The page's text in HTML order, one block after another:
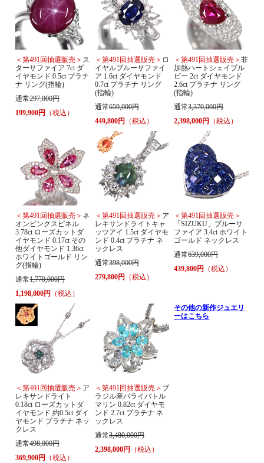
＜第491回抽選販売＞ ス
ターサファイア 7ct ダ
イヤモンド 0.5ct プラチ
ナ リング(指輪)
通常297,000円
199,900円 （税込）
＜第491回抽選販売＞ ロ
イヤルブルーサファイ
ア 1.6ct ダイヤモンド
0.7ct プラチナ リング
(指輪)
通常659,000円
449,800円 （税込）
＜第491回抽選販売＞非
加熱ハートシェイプル
ビー 2ct ダイヤモンド
2.6ct プラチナ リング
(指輪)
通常3,370,000円
2,398,000円 （税込）
＜第491回抽選販売＞ ネ
オンピンクスピネル
3.78ct ローズカットダ
イヤモンド 0.17ct その
他ダイヤモンド 1.36ct
ホワイトゴールド リン
グ(指輪)
通常1,770,000円
1,198,000円
（税込）
＜第491回抽選販売＞ ア
レキサンドライトキャ
ッツアイ 1.5ct ダイヤモ
ンド 0.4ct プラチナ ネ
ックレス
通常398,000円
279,800円
（税込）
＜第491回抽選販売＞
「SIZUKU」ブルーサ
ファイア 3.4ct ホワイト
ゴールド ネックレス
通常639,000円
439,800円
（税込）
＜第491回抽選販売＞ ア
レキサンドライト
0.18ct ローズカットダ
イヤモンド 約0.5ct ダイ
ヤモンド プラチナ ネッ
クレス
通常498,000円
369,900円
（税込）
＜第491回抽選販売＞ ブ
ラジル産パライバトル
マリン 0.82ct ダイヤモ
ンド 2.7ct プラチナ ネ
ックレス
通常3,480,000円
2,398,000円
（税込）
その他の新作ジュエリ
ーはこちら